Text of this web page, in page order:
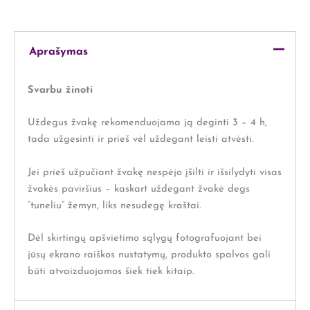
Aprašymas
Svarbu žinoti
Uždegus žvakę rekomenduojama ją deginti 3 – 4 h,
tada užgesinti ir prieš vėl uždegant leisti atvėsti.
Jei prieš užpučiant žvakę nespėjo įšilti ir išsilydyti visas
žvakės paviršius – kaskart uždegant žvakė degs
“tuneliu” žemyn, liks nesudegę kraštai.
Dėl skirtingų apšvietimo sąlygų fotografuojant bei
jūsų ekrano raiškos nustatymų, produkto spalvos gali
būti atvaizduojamos šiek tiek kitaip.